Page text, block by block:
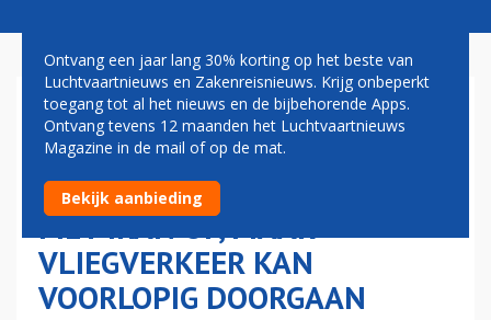
GROTE EUROPESE LANDEN
ZEGGEN
LUCHTVAARTVERDRAGEN
MET IRAN OP, MAAR
VLIEGVERKEER KAN
VOORLOPIG DOORGAAN
Ontvang een jaar lang 30% korting op het beste van
Luchtvaartnieuws en Zakenreisnieuws. Krijg onbeperkt
toegang tot al het nieuws en de bijbehorende Apps.
Ontvang tevens 12 maanden het Luchtvaartnieuws
Magazine in de mail of op de mat.
Bekijk aanbieding